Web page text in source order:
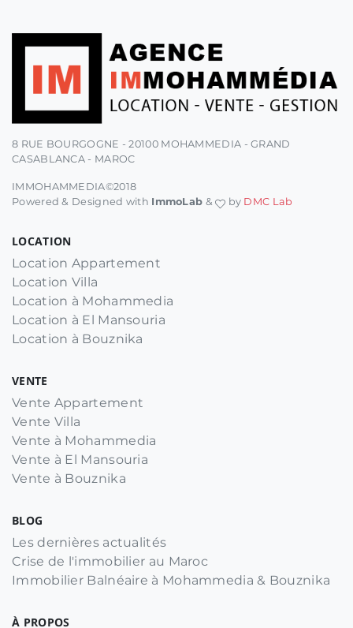
8 RUE BOURGOGNE - 20100 MOHAMMEDIA - GRAND
CASABLANCA - MAROC
IMMOHAMMEDIA©2018
Powered & Designed with ImmoLab & by DMC Lab
LOCATION
Location Appartement
Location Villa
Location à Mohammedia
Location à El Mansouria
Location à Bouznika
VENTE
Vente Appartement
Vente Villa
Vente à Mohammedia
Vente à El Mansouria
Vente à Bouznika
BLOG
Les dernières actualités
Crise de l'immobilier au Maroc
Immobilier Balnéaire à Mohammedia & Bouznika
À PROPOS